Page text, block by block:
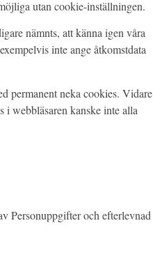
utan cookie-inställningen.
nämnts, att känna igen våra
inte ange åtkomstdata
permanent neka cookies. Vidare
i webbläsaren kanske inte alla
Personuppgifter och efterlevnad